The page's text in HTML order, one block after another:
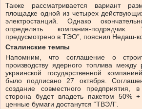
Также рассматривается вариант
площадке одной из четырех
электростанций. Однако
определять компания-
предусмотрено в ТЭО”, пояснил Недаш-
Сталинские темпы
Напомним, что соглашение о
производству ядерного топлива
украинской государственной
было подписано 27 октября.
создание совместного предприятия,
сторона будет владеть пакетом 50%
ценные бумаги достанутся “ТВЭЛ”.